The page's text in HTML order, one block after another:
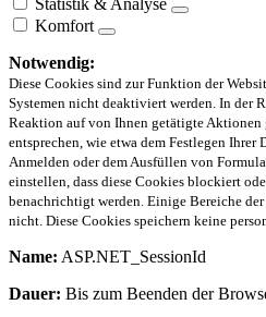
Komfort
Notwendig:
Diese Cookies sind zur Funktion der
Systemen nicht deaktiviert werden. In der
Reaktion auf von Ihnen getätigte Aktionen
entsprechen, wie etwa dem Festlegen Ihrer
Anmelden oder dem Ausfüllen von
einstellen, dass diese Cookies blockiert
benachrichtigt werden. Einige Bereiche
nicht. Diese Cookies speichern keine
Name: ASP.NET_SessionId
Dauer: Bis zum Beenden der